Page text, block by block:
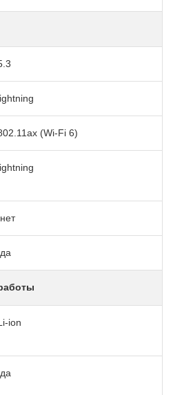
(Wi-Fi 6)
нет
да
ion
да